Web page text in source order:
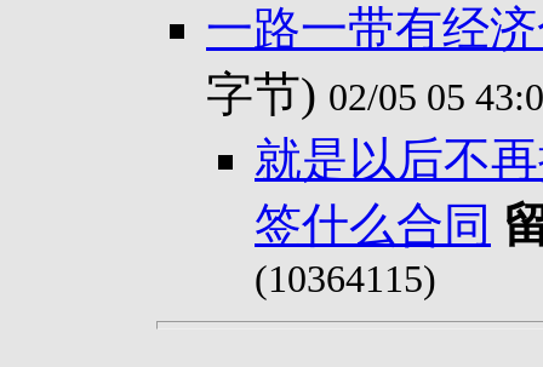
一路一带有经
字节) 02/05 05
就是以后不
签什么合同
(10364115)